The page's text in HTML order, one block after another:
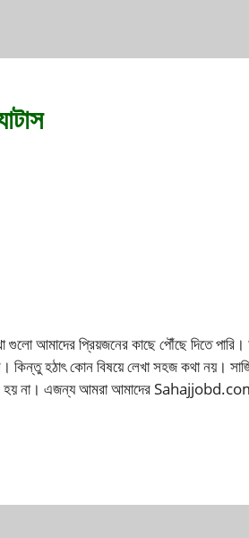
আমাদের প্রিয়জনের কাছে পৌঁছে দিতে পারি।
কিন্তু হঠাৎ কোন বিষয়ে লেখা সহজ কথা নয়।
হয় না। এজন্য আমরা আমাদের